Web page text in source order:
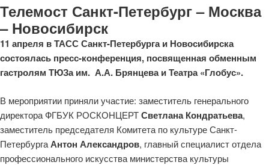
Телемост Санкт-Петербург – Москва
– Новосибирск
11 апреля в ТАСС Санкт-Петербурга и Новосибирска
состоялась пресс-конференция, посвященная обменным
гастролям ТЮЗа им. А.А. Брянцева и Театра «Глобус».
В мероприятии приняли участие: заместитель генерального
директора ФГБУК РОСКОНЦЕРТСветлана Кондратьева,
заместитель председателя Комитета по культуре Санкт-
ПетербургаАнтон Александров, главный специалист отдела
профессионального искусства министерства культуры